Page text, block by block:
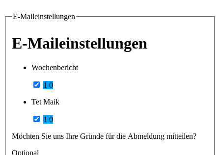
E-Maileinstellungen
E-Maileinstellungen
Wochenbericht
1 0
Tet Maik
1 0
Möchten Sie uns Ihre Gründe für die Abmeldung mitteilen?
Optional